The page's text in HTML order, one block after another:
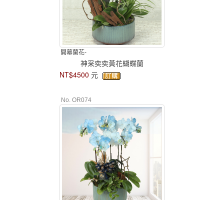
開幕蘭花-
神采奕奕黃花蝴蝶蘭
NT$4500 元
No. OR074